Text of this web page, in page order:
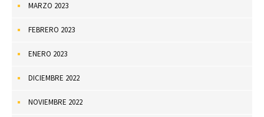
MARZO 2023
FEBRERO 2023
ENERO 2023
DICIEMBRE 2022
NOVIEMBRE 2022